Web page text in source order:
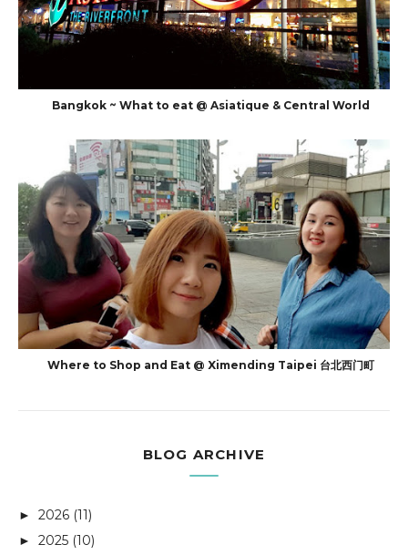
Bangkok ~ What to eat @ Asiatique & Central World
Where to Shop and Eat @ Ximending Taipei 台北西门町
BLOG ARCHIVE
► 2026 (11)
► 2025 (10)